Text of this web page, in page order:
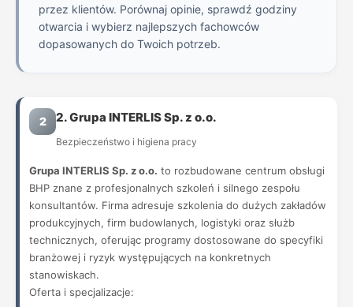
przez klientów. Porównaj opinie, sprawdź godziny
otwarcia i wybierz najlepszych fachowców
dopasowanych do Twoich potrzeb.
2 2. Grupa INTERLIS Sp. z o.o.
Bezpieczeństwo i higiena pracy
Grupa INTERLIS Sp. z o.o. to rozbudowane centrum obsługi
BHP znane z profesjonalnych szkoleń i silnego zespołu
konsultantów. Firma adresuje szkolenia do dużych zakładów
produkcyjnych, firm budowlanych, logistyki oraz służb
technicznych, oferując programy dostosowane do specyfiki
branżowej i ryzyk występujących na konkretnych
stanowiskach.
Oferta i specjalizacje: